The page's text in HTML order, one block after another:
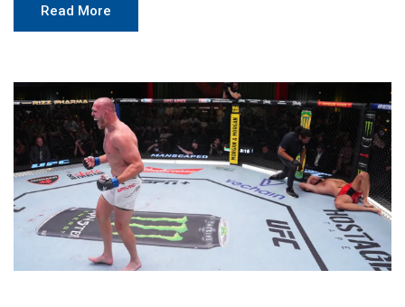
Read More